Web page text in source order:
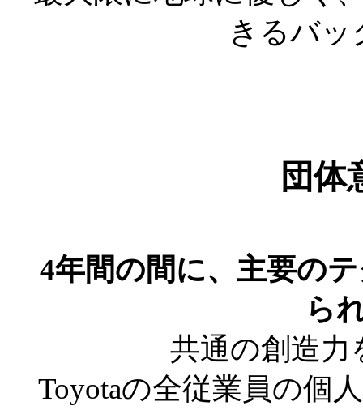
きるバッ
団体
4年間の間に、主要の
ら
共通の創造力
Toyotaの全従業員の個